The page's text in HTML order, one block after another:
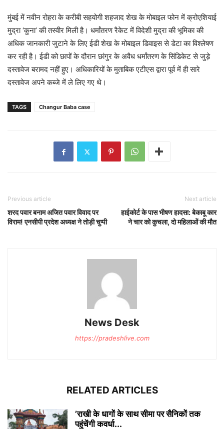
मुंबई में नवीन रोहरा के करीबी सहयोगी शहजाद शेख के मोबाइल फोन में क्रोएशियाई
मुद्रा ‘कुना’ की तस्वीर मिली है। धर्मांतरण रैकेट में विदेशी मुद्रा की भूमिका की
अधिक जानकारी जुटाने के लिए ईडी शेख के मोबाइल डिवाइस से डेटा का विश्लेषण
कर रही है। ईडी को छापों के दौरान छांगुर के अवैध धर्मांतरण के सिंडिकेट से जुड़े
दस्तावेज बरामद नहीं हुए। अधिकारियों के मुताबिक एटीएस द्वारा पूर्व में ही सारे
दस्तावेज अपने कब्जे में ले लिए गए थे।
TAGS Changur Baba case
Previous article
शरद पवार बनाम अजित पवार विवाद पर
विराम! एनसीपी प्रदेश अध्यक्ष ने तोड़ी चुप्पी
Next article
हाईकोर्ट के पास भीषण हादसा: बेकाबू कार
ने चार को कुचला, दो महिलाओं की मौत
News Desk
https://pradeshlive.com
RELATED ARTICLES
’राखी के धागों के साथ सीमा पर सैनिकों तक
पहुंचेंगी कवर्धा...